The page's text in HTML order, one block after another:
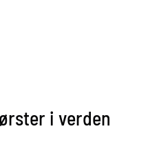
i verden